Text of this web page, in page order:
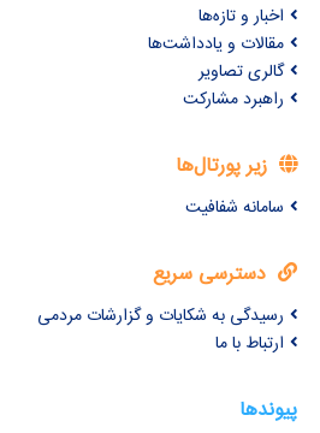
اخبار و تازه‌ها
مقالات و یادداشت‌ها
گالری تصاویر
راهبرد مشارکت
زیر پورتال‌ها
سامانه شفافیت
دسترسی سریع
رسیدگی به شکایات و گزارشات مردمی
ارتباط با ما
پیوندها